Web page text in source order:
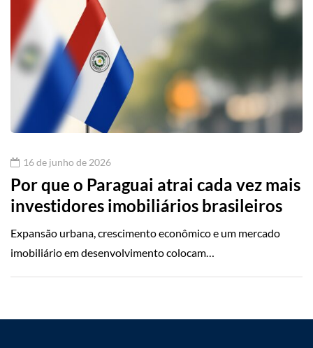
16 de junho de 2026
Por que o Paraguai atrai cada vez mais
investidores imobiliários brasileiros
Expansão urbana, crescimento econômico e um mercado
imobiliário em desenvolvimento colocam…